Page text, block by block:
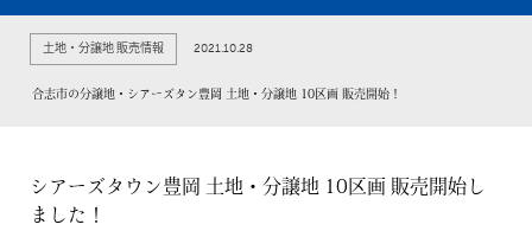
新築プラン 価格と間取り
ラインナップ 熊本の注文住宅
イベント情報
土地・分譲地 販売情報 2021.10.28
合志市の分譲地・シアーズタン豊岡 土地・分譲地 10区画 販売開始！
シアーズタウン豊岡 土地・分譲地 10区画 販売開始し
ました！